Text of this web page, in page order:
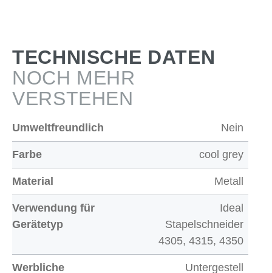
TECHNISCHE DATEN
NOCH MEHR
VERSTEHEN
Umweltfreundlich Nein
Farbe cool grey
Material Metall
Verwendung für
Gerätetyp
Ideal
Stapelschneider
4305, 4315, 4350
Werbliche
Untergestell